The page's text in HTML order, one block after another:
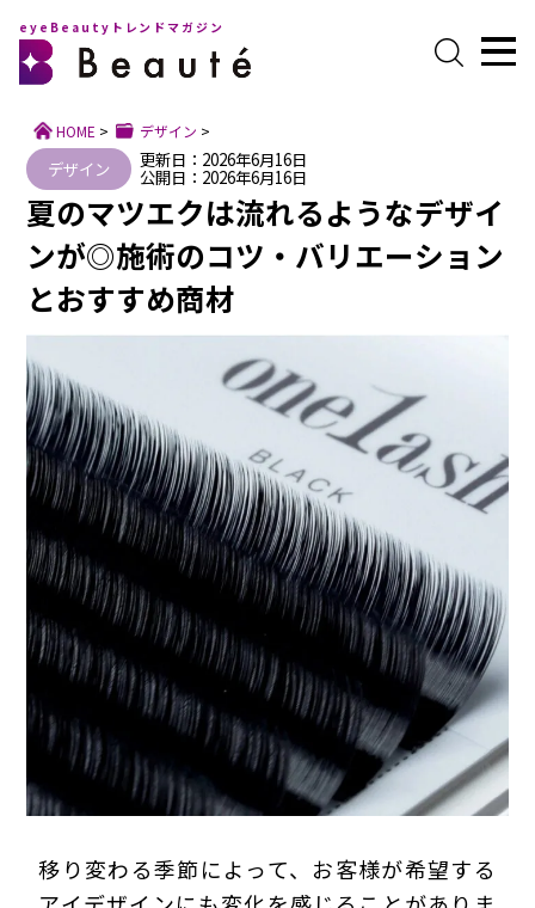
プライバシーポリシー
eyeBeautyトレンドマガジン
HOME > デザイン >
デザイン 更新日：2026年6月16日
公開日：2026年6月16日
夏のマツエクは流れるようなデザイ
ンが◎施術のコツ・バリエーション
とおすすめ商材
移り変わる季節によって、お客様が希望する